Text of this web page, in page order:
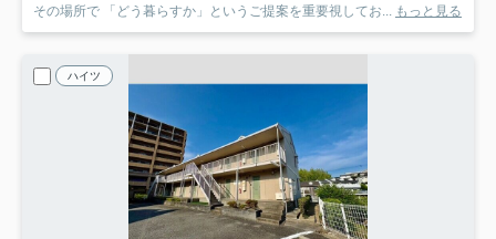
その場所で 「どう暮らすか」というご提案を重要視してお... もっと見る
ハイツ